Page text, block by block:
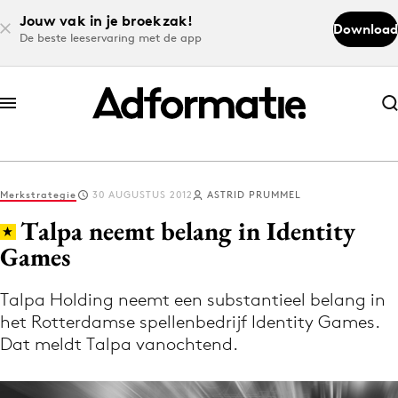
Jouw vak in je broekzak!
De beste leeservaring met de app
Download
Abonneer nu
Abonneer nu
Log in
Volg het laatste nieuws via de Adformatie
Nieuws app
Merkstrategie 30 AUGUSTUS 2012 ASTRID PRUMMEL
Talpa neemt belang in Identity
Games
Talpa Holding neemt een substantieel belang in
het Rotterdamse spellenbedrijf Identity Games.
Dat meldt Talpa vanochtend.